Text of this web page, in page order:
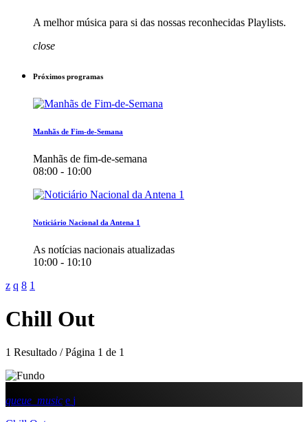
A melhor música para si das nossas reconhecidas Playlists.
close
Próximos programas
Manhãs de Fim-de-Semana
Manhãs de fim-de-semana
08:00 - 10:00
Noticiário Nacional da Antena 1
As notícias nacionais atualizadas
10:00 - 10:10
Chill Out
1 Resultado / Página 1 de 1
queue_music